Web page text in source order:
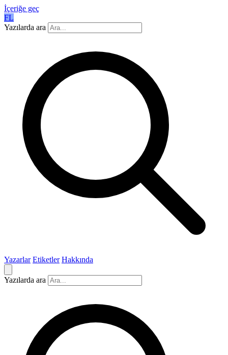
İçeriğe geç
FL
Yazılarda ara
Yazarlar Etiketler Hakkında
Yazılarda ara